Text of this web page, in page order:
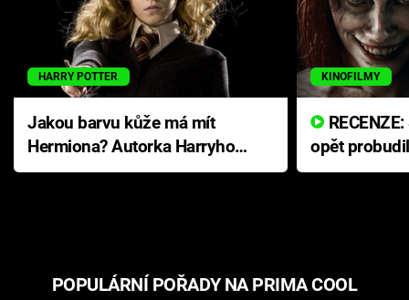
HARRY POTTER
Jakou barvu kůže má mít
Hermiona? Autorka Harryho
Pottera přišla s ráznou
KINOFILMY
opět
přichází s
POPULÁRNÍ POŘADY NA PRIMA COOL